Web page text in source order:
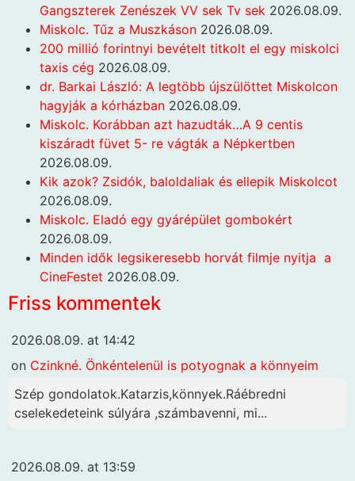
Gangszterek Zenészek VV sek Tv sek 2026.08.09.
Miskolc. Tűz a Muszkáson 2026.08.09.
200 millió forintnyi bevételt titkolt el egy miskolci
taxis cég 2026.08.09.
dr. Barkai László: A legtöbb újszülöttet Miskolcon
hagyják a kórházban 2026.08.09.
Miskolc. Korábban azt hazudták…A 9 centis
kiszáradt füvet 5- re vágták a Népkertben
2026.08.09.
Kik azok? Zsidók, baloldaliak és ellepik Miskolcot
2026.08.09.
Miskolc. Eladó egy gyárépület gombokért
2026.08.09.
Minden idők legsikeresebb horvát filmje nyitja a
CineFestet 2026.08.09.
Friss kommentek
2026.08.09. at 14:42
on Czinkné. Önkéntelenül is potyognak a könnyeim
Szép gondolatok.Katarzis,könnyek.Ráébredni
cselekedeteink súlyára ,számbavenni, mi...
2026.08.09. at 13:59